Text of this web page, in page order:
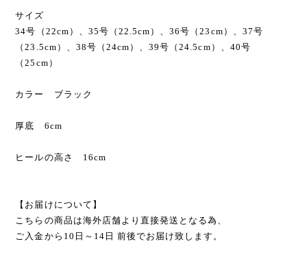
サイズ
34号（22cm）、35号（22.5cm）、36号（23cm）、37号
（23.5cm）、38号（24cm）、39号（24.5cm）、40号
（25cm）
カラー ブラック
厚底 6cm
ヒールの高さ 16cm
【お届けについて】
こちらの商品は海外店舗より直接発送となる為、
ご入金から10日～14日 前後でお届け致します。